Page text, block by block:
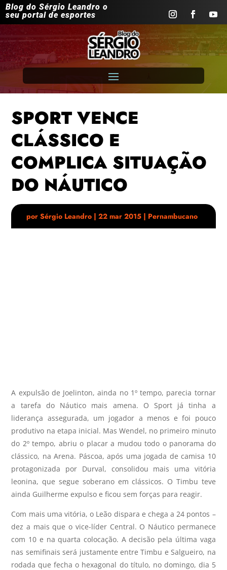
Blog do Sérgio Leandro o
seu portal de esportes
SPORT VENCE
CLÁSSICO E
COMPLICA SITUAÇÃO
DO NÁUTICO
porSérgio Leandro |22 mar 2015 | Pernambucano
A expulsão de Joelinton, ainda no 1º tempo, parecia tornar
a tarefa do Náutico mais amena. O Sport já tinha a
liderança assegurada, um jogador a menos e foi pouco
produtivo na etapa inicial. Mas Wendel, no primeiro minuto
do 2º tempo, abriu o placar a mudou todo o panorama do
clássico, na Arena. Páscoa, após uma jogada de camisa 10
protagonizada por Durval, consolidou mais uma vitória
leonina, que segue soberano em clássicos. O Timbu teve
ainda Guilherme expulso e ficou sem forças para reagir.
Com mais uma vitória, o Leão dispara e chega a 24 pontos –
dez a mais que o vice-líder Central. O Náutico permanece
com 10 e na quarta colocação. A decisão pela última vaga
nas semifinais será justamente entre Timbu e Salgueiro, na
rodada que fecha o hexagonal do título, no domingo, dia 5